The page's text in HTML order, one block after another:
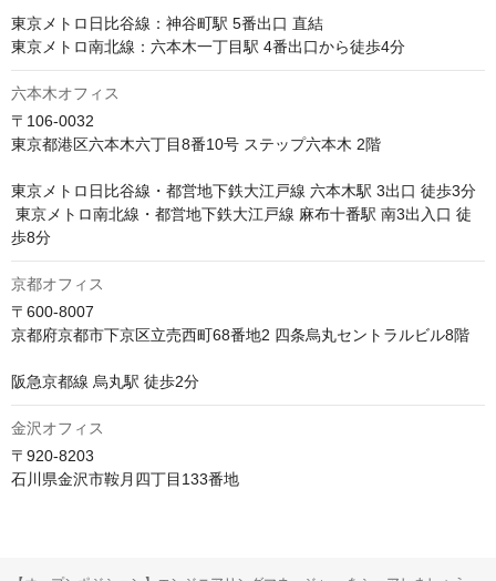
東京メトロ日比谷線：神谷町駅 5番出口 直結
東京メトロ南北線：六本木一丁目駅 4番出口から徒歩4分
六本木オフィス
〒106-0032
東京都港区六本木六丁目8番10号 ステップ六本木 2階
東京メトロ日比谷線・都営地下鉄大江戸線 六本木駅 3出口 徒歩3分
歩8分
京都オフィス
〒600-8007
京都府京都市下京区立売西町68番地2 四条烏丸セントラルビル8階
阪急京都線 烏丸駅 徒歩2分
金沢オフィス
〒920-8203
石川県金沢市鞍月四丁目133番地